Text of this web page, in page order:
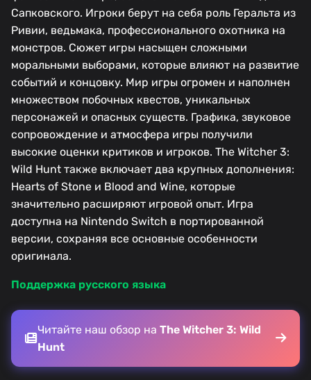
Сапковского. Игроки берут на себя роль Геральта из
Ривии, ведьмака, профессионального охотника на
монстров. Сюжет игры насыщен сложными
моральными выборами, которые влияют на развитие
событий и концовку. Мир игры огромен и наполнен
множеством побочных квестов, уникальных
персонажей и опасных существ. Графика, звуковое
сопровождение и атмосфера игры получили
высокие оценки критиков и игроков. The Witcher 3:
Wild Hunt также включает два крупных дополнения:
Hearts of Stone и Blood and Wine, которые
значительно расширяют игровой опыт. Игра
доступна на Nintendo Switch в портированной
версии, сохраняя все основные особенности
оригинала.
Поддержка русского языка
Читайте наш обзор на The Witcher 3: Wild
Hunt